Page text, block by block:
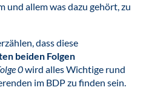
und allem was dazu gehört, zu
dass diese
beiden Folgen
0wird alles Wichtige rund
im BDP zu finden sein.